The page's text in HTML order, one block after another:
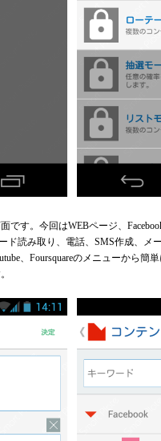
です。今回はWEBページ、
読み取り、電話、SMS作成、メ
、Foursquareのメニューから